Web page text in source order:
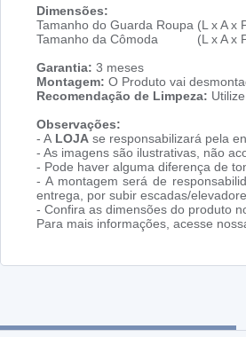
Dimensões:
Tamanho do Guarda Roupa (L x A x
Tamanho da Cômoda (L x A x
Garantia: 3 meses
Montagem: O Produto vai
Recomendação de Limpeza:
Observações:
- A LOJA se responsabilizará pela
- As imagens são ilustrativas, não
- Pode haver alguma diferença de
- A montagem será de
entrega, por subir escadas/
- Confira as dimensões do produto
Para mais informações, acesse